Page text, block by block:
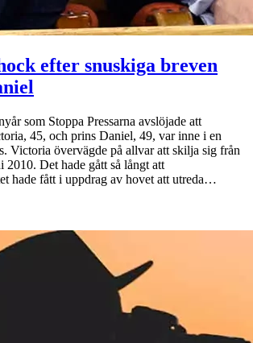
efter snuskiga breven
som Stoppa Pressarna avslöjade att
45, och prins Daniel, 49, var inne i en
Victoria övervägde på allvar att skilja sig från
2010. Det hade gått så långt att
hade fått i uppdrag av hovet att utreda…